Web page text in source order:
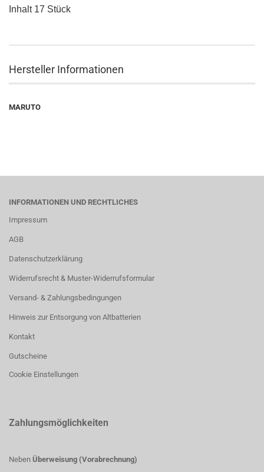
Inhalt 17 Stück
Hersteller Informationen
MARUTO
INFORMATIONEN UND RECHTLICHES
Impressum
AGB
Datenschutzerklärung
Widerrufsrecht & Muster-Widerrufsformular
Versand- & Zahlungsbedingungen
Hinweis zur Entsorgung von Altbatterien
Kontakt
Gutscheine
Cookie Einstellungen
Zahlungsmöglichkeiten
Neben Überweisung (Vorabrechnung)